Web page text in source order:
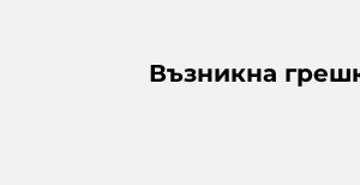
Възникна